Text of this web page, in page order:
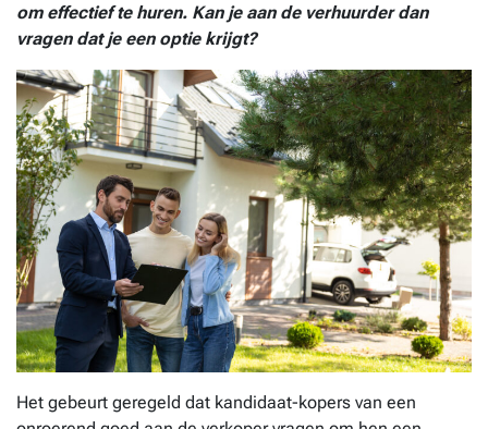
om effectief te huren. Kan je aan de verhuurder dan
vragen dat je een optie krijgt?
Het gebeurt geregeld dat kandidaat-kopers van een